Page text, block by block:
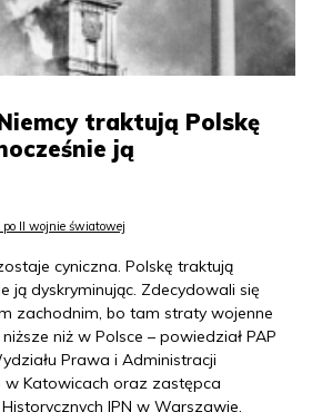
traktują Polskę
ją
II wojnie światowej
cyniczna. Polskę traktują
ją dyskryminując. Zdecydowali się
zachodnim, bo tam straty wojenne
niż w Polsce – powiedział PAP
Prawa i Administracji
w Katowicach oraz zastępca
IPN w Warszawie.